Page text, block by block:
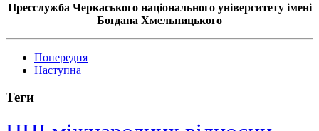
Пресслужба Черкаського національного університету імені
Богдана Хмельницького
Попередня
Наступна
Теги